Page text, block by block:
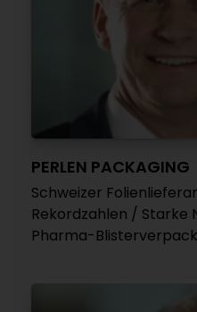
PERLEN PACKAGING
Schweizer
Rekordzahlen / Starke
Pharma-